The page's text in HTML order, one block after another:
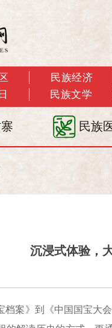
民族经济
民族文学
民族
沉浸式体验，
》到《中国国宝大会